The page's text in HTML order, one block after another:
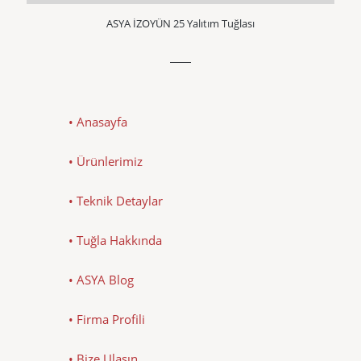
ASYA İZOYÜN 25 Yalıtım Tuğlası
• Anasayfa
• Ürünlerimiz
• Teknik Detaylar
• Tuğla Hakkında
• ASYA Blog
• Firma Profili